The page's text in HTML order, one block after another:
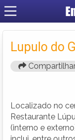
Lupulo do
Localizado no
Restaurante
(interno e